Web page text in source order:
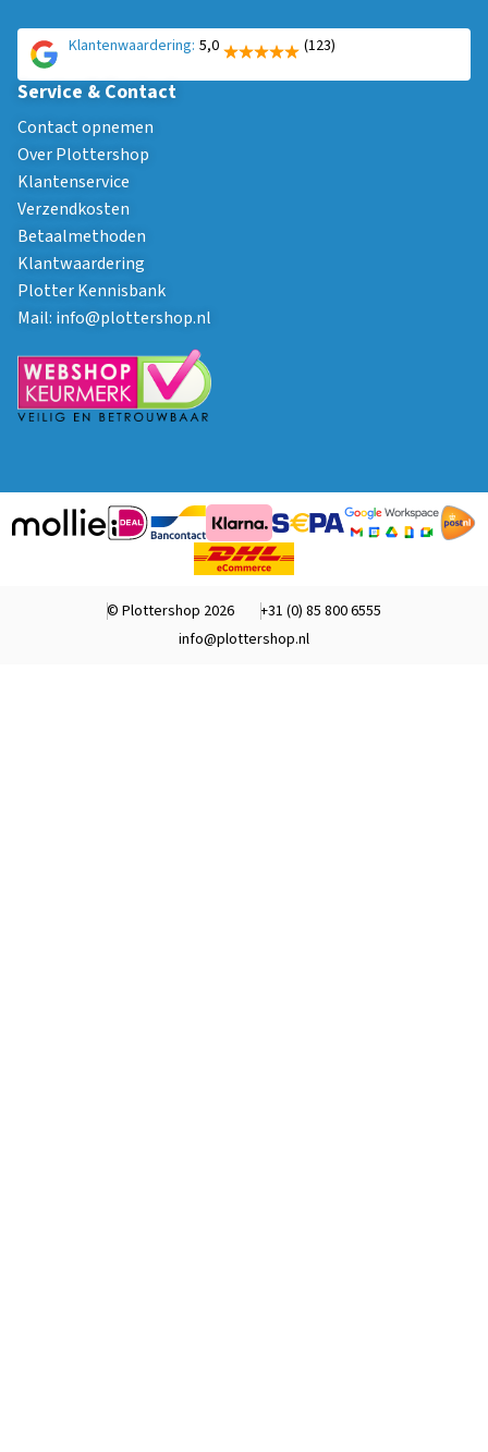
Klantenwaardering: 5,0 (123)
Service & Contact
Contact opnemen
Over Plottershop
Klantenservice
Verzendkosten
Betaalmethoden
Klantwaardering
Plotter Kennisbank
Mail: info@plottershop.nl
© Plottershop 2026
+31 (0) 85 800 6555
info@plottershop.nl